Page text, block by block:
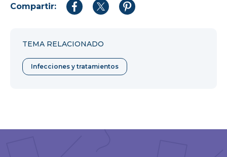
Compartir:
CompartirCompartirCompartir
TEMA RELACIONADO
Infecciones y tratamientos